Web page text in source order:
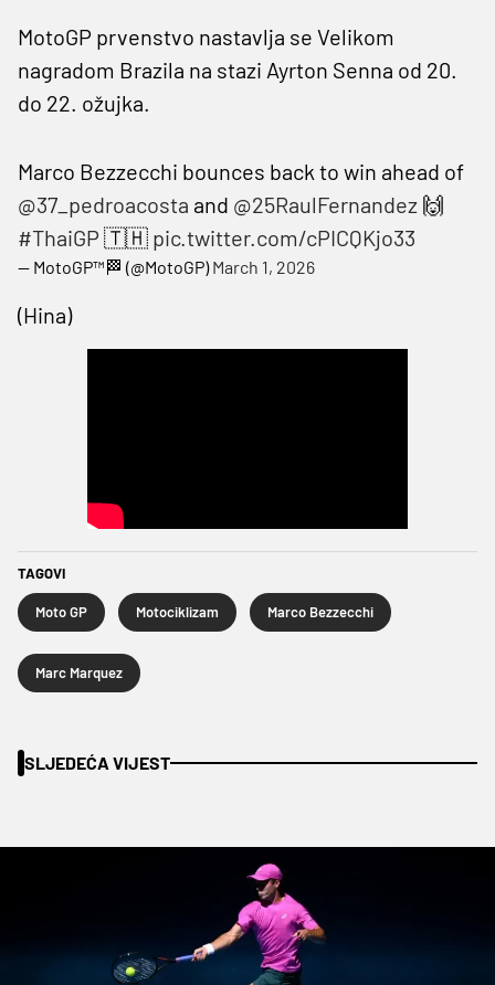
MotoGP prvenstvo nastavlja se Velikom
nagradom Brazila na stazi Ayrton Senna od 20.
do 22. ožujka.
Marco Bezzecchi bounces back to win ahead of
@37_pedroacosta and @25RaulFernandez 🙌
#ThaiGP 🇹🇭 pic.twitter.com/cPICQKjo33
— MotoGP™🏁 (@MotoGP)March 1, 2026
(Hina)
TAGOVI
Moto GP Motociklizam Marco Bezzecchi
Marc Marquez
SLJEDEĆA VIJEST